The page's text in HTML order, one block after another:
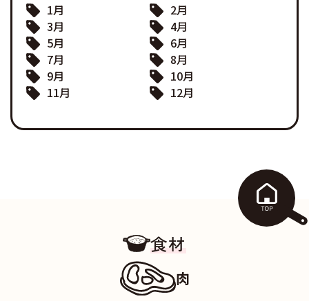
1月
2月
3月
4月
5月
6月
7月
8月
9月
10月
11月
12月
食材
肉